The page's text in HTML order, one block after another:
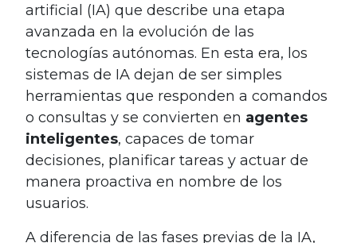
artificial (IA) que describe una etapa
avanzada en la evolución de las
tecnologías autónomas. En esta era, los
sistemas de IA dejan de ser simples
herramientas que responden a comandos
o consultas y se convierten en agentes
inteligentes, capaces de tomar
decisiones, planificar tareas y actuar de
manera proactiva en nombre de los
usuarios.
A diferencia de las fases previas de la IA,